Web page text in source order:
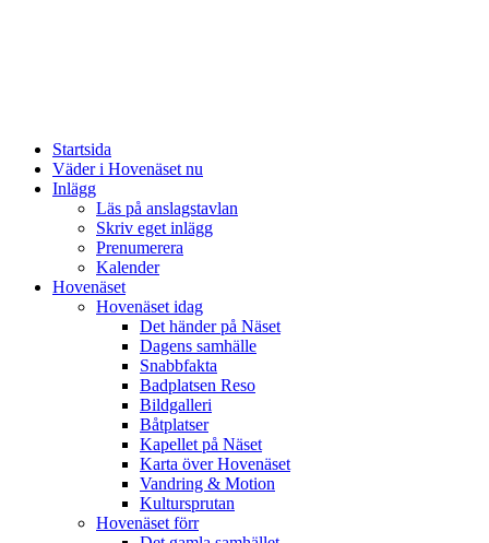
Startsida
Väder i Hovenäset nu
Inlägg
Läs på anslagstavlan
Skriv eget inlägg
Prenumerera
Kalender
Hovenäset
Hovenäset idag
Det händer på Näset
Dagens samhälle
Snabbfakta
Badplatsen Reso
Bildgalleri
Båtplatser
Kapellet på Näset
Karta över Hovenäset
Vandring & Motion
Kultursprutan
Hovenäset förr